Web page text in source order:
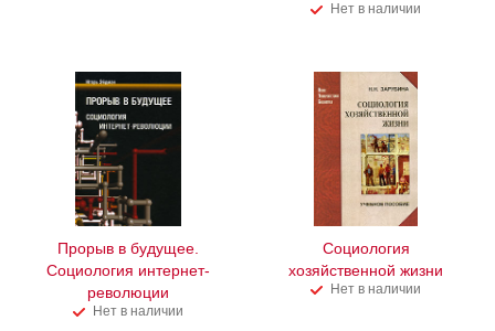
Нет в наличии
Прорыв в будущее.
Социология интернет-
революции
Нет в наличии
Социология
хозяйственной жизни
Нет в наличии